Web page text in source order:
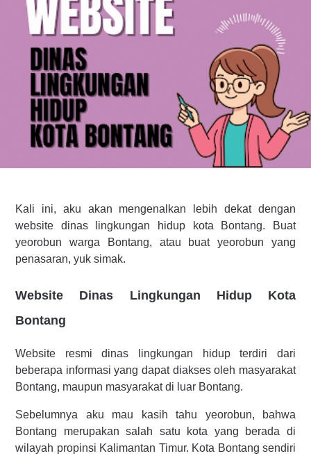
Kali ini, aku akan mengenalkan lebih dekat dengan
website dinas lingkungan hidup kota Bontang. Buat
yeorobun warga Bontang, atau buat yeorobun yang
penasaran, yuk simak.
Website Dinas Lingkungan Hidup Kota
Bontang
Website resmi dinas lingkungan hidup terdiri dari
beberapa informasi yang dapat diakses oleh masyarakat
Bontang, maupun masyarakat di luar Bontang.
Sebelumnya aku mau kasih tahu yeorobun, bahwa
Bontang merupakan salah satu kota yang berada di
wilayah propinsi Kalimantan Timur. Kota Bontang sendiri